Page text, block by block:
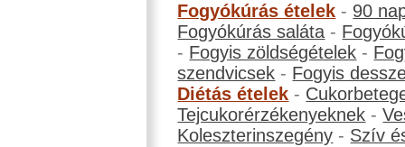
Fogyókúrás ételek - 90
Fogyókúrás saláta -
- Fogyis zöldségételek -
szendvicsek - Fogyis
Diétás ételek -
Tejcukorérzékenyeknek -
Koleszterinszegény - Szív